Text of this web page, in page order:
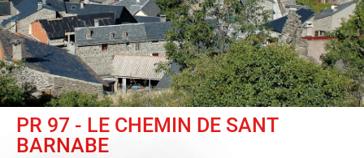
PR 97 - LE CHEMIN DE SANT
BARNABE